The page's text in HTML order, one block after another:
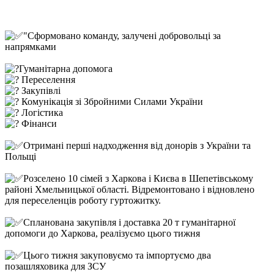
"Сформовано команду, залучені добровольці за
напрямками
Гуманітарна допомога
Переселення
Закупівлі
Комунікація зі Збройними Силами України
Логістика
Фінанси
Отримані перші надходження від донорів з України та
Польщі
Розселено 10 сімей з Харкова і Києва в Шепетівському
районі Хмельницької області. Відремонтовано і відновлено
для переселенців роботу гуртожитку.
Спланована закупівля і доставка 20 т гуманітарної
допомоги до Харкова, реалізуємо цього тижня
Цього тижня закуповуємо та імпортуємо два
позашляховика для ЗСУ